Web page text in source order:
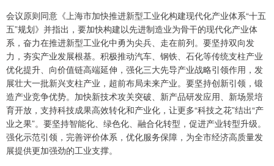
会议原则同意《上海市加快推进新型工业化构建现代化产业体系“十五
五”规划》并指出，要加快构建以先进制造业为骨干的现代化产业体
系，奋力在推进新型工业化中勇为尖兵、走在前列。要坚持双向发
力，夯实产业发展根基。积极推动汽车、钢铁、石化等传统支柱产业
优化提升、向价值链高端延伸，强化三大先导产业战略引领作用，发
展壮大一批新兴支柱产业，超前布局未来产业。要坚持创新引领，锻
造产业竞争优势。加快新技术攻关突破、新产品研发应用、新场景培
育开放，支持科技成果高效转化和产业化，让更多“科技之花”结出“产
业之果”。要坚持智能化、绿色化、融合化转型，促进产业转型升级。
强化示范引领，完善评价体系，优化服务保障，为全市经济高质量发
展提供更加强劲的工业支撑。